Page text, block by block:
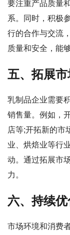
要注重产品质量
系。同时，积极
行的合作与交流
质量和安全，能
五、拓展
乳制品企业需要
销售量。例如，
店等;开拓新的市
业、烘焙业等行
动。通过拓展市
力。
六、持续
市场环境和消费